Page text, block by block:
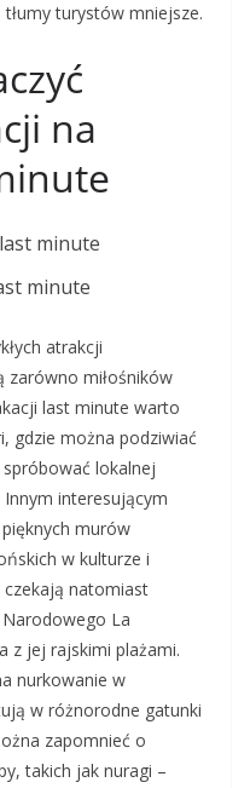
turystów mniejsze.
na
minute
atrakcji
zarówno miłośników
last minute warto
gdzie można podziwiać
lokalnej
interesującym
murów
w kulturze i
czekają natomiast
La
z jej rajskimi plażami.
nurkowanie w
w różnorodne gatunki
zapomnieć o
takich jak nuragi –